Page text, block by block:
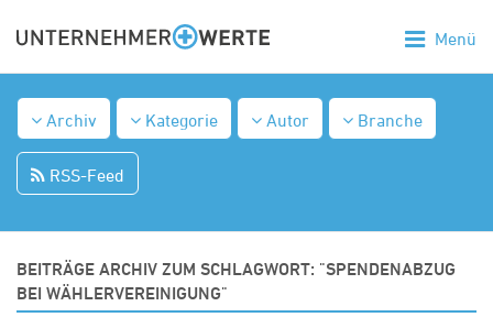
Menü
Archiv Kategorie Autor Branche
RSS-Feed
BEITRÄGE ARCHIV ZUM SCHLAGWORT: "SPENDENABZUG
BEI WÄHLERVEREINIGUNG"